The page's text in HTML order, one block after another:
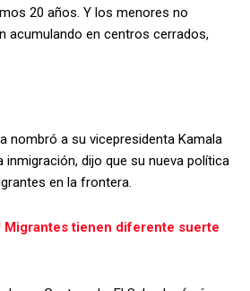
20 años. Y los menores no
acumulando en centros cerrados,
nombró a su vicepresidenta Kamala
inmigración, dijo que su nueva política
en la frontera.
Migrantes tienen diferente suerte